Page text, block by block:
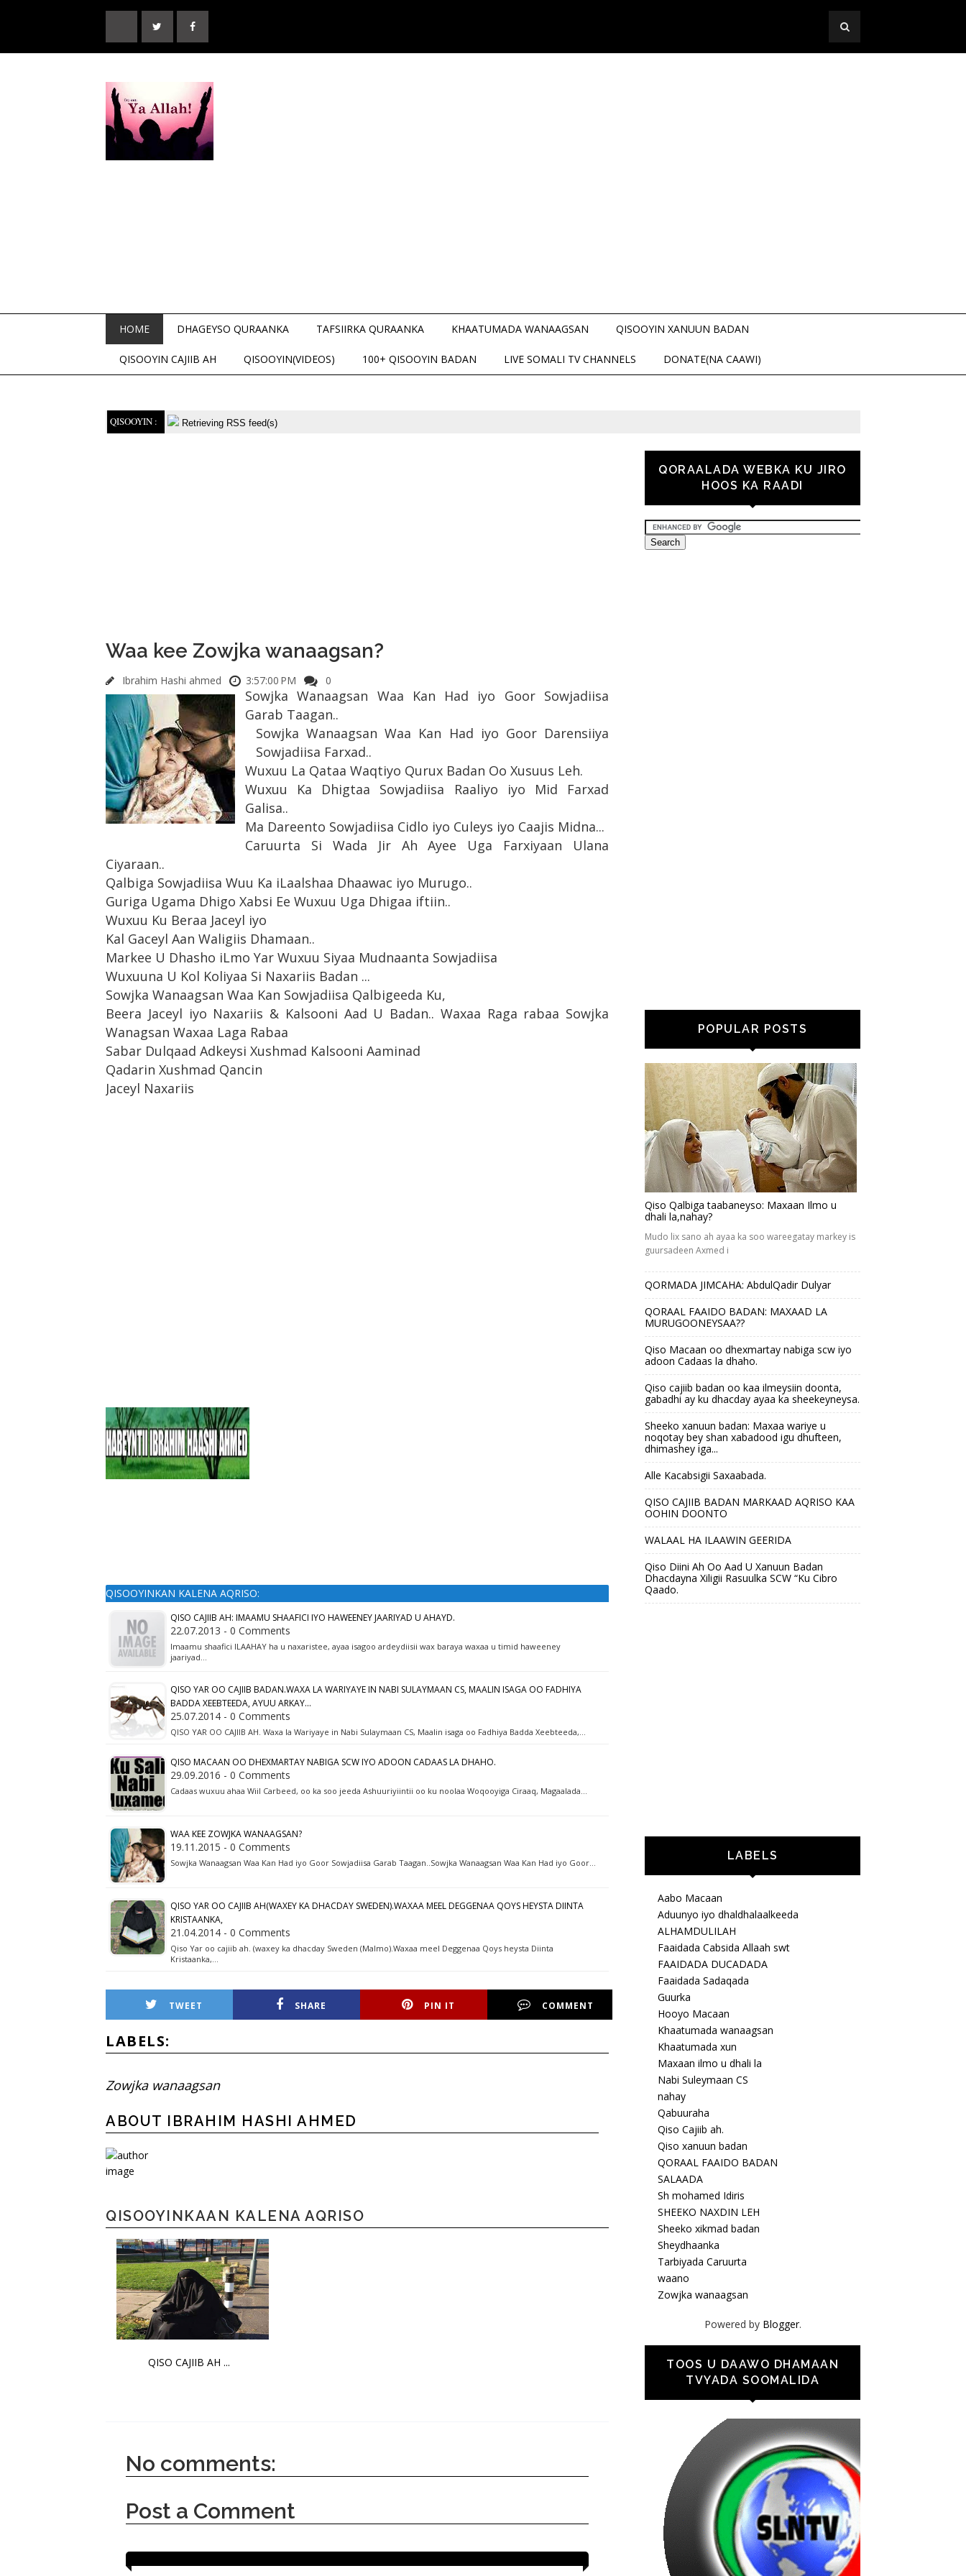
HOME DHAGEYSO QURAANKA TAFSIIRKA QURAANKA KHAATUMADA WANAAGSAN QISOOYIN XANUUN BADAN
QISOOYIN CAJIIB AH QISOOYIN(VIDEOS) 100+ QISOOYIN BADAN LIVE SOMALI TV CHANNELS DONATE(NA CAAWI)
QISOOYIN : Retrieving RSS feed(s)
Waa kee Zowjka wanaagsan?
Ibrahim Hashi ahmed 3:57:00 PM 0
Sowjka Wanaagsan Waa Kan Had iyo Goor Sowjadiisa
Garab Taagan..
Sowjka Wanaagsan Waa Kan Had iyo Goor Darensiiya
Sowjadiisa Farxad..
Wuxuu La Qataa Waqtiyo Qurux Badan Oo Xusuus Leh.
Wuxuu Ka Dhigtaa Sowjadiisa Raaliyo iyo Mid Farxad
Galisa..
Ma Dareento Sowjadiisa Cidlo iyo Culeys iyo Caajis Midna...
Caruurta Si Wada Jir Ah Ayee Uga Farxiyaan Ulana
Ciyaraan..
Qalbiga Sowjadiisa Wuu Ka iLaalshaa Dhaawac iyo Murugo..
Guriga Ugama Dhigo Xabsi Ee Wuxuu Uga Dhigaa iftiin..
Wuxuu Ku Beraa Jaceyl iyo
Kal Gaceyl Aan Waligiis Dhamaan..
Markee U Dhasho iLmo Yar Wuxuu Siyaa Mudnaanta Sowjadiisa
Wuxuuna U Kol Koliyaa Si Naxariis Badan ...
Sowjka Wanaagsan Waa Kan Sowjadiisa Qalbigeeda Ku,
Beera Jaceyl iyo Naxariis & Kalsooni Aad U Badan.. Waxaa Raga rabaa Sowjka
Wanagsan Waxaa Laga Rabaa
Sabar Dulqaad Adkeysi Xushmad Kalsooni Aaminad
Qadarin Xushmad Qancin
Jaceyl Naxariis
QISOOYINKAN KALENA AQRISO:
QISO CAJIIB AH: IMAAMU SHAAFICI IYO HAWEENEY JAARIYAD U AHAYD.
22.07.2013 - 0 Comments
Imaamu shaafici ILAAHAY ha u naxaristee, ayaa isagoo ardeydiisii wax baraya waxaa u timid haweeney
jaariyad…
QISO YAR OO CAJIIB BADAN.WAXA LA WARIYAYE IN NABI SULAYMAAN CS, MAALIN ISAGA OO FADHIYA
BADDA XEEBTEEDA, AYUU ARKAY...
25.07.2014 - 0 Comments
QISO YAR OO CAJIIB AH. Waxa la Wariyaye in Nabi Sulaymaan CS, Maalin isaga oo Fadhiya Badda Xeebteeda,…
QISO MACAAN OO DHEXMARTAY NABIGA SCW IYO ADOON CADAAS LA DHAHO.
29.09.2016 - 0 Comments
Cadaas wuxuu ahaa Wiil Carbeed, oo ka soo jeeda Ashuuriyiintii oo ku noolaa Woqooyiga Ciraaq, Magaalada…
WAA KEE ZOWJKA WANAAGSAN?
19.11.2015 - 0 Comments
Sowjka Wanaagsan Waa Kan Had iyo Goor Sowjadiisa Garab Taagan..Sowjka Wanaagsan Waa Kan Had iyo Goor…
QISO YAR OO CAJIIB AH(WAXEY KA DHACDAY SWEDEN).WAXAA MEEL DEGGENAA QOYS HEYSTA DIINTA
KRISTAANKA,
21.04.2014 - 0 Comments
Qiso Yar oo cajiib ah. (waxey ka dhacday Sweden (Malmo).Waxaa meel Deggenaa Qoys heysta Diinta
Kristaanka,…
TWEET SHARE PIN IT COMMENT
LABELS:
Zowjka wanaagsan
ABOUT IBRAHIM HASHI AHMED
QISOOYINKAAN KALENA AQRISO
QISO CAJIIB AH ...
No comments:
Post a Comment
QORAALADA WEBKA KU JIRO
HOOS KA RAADI
POPULAR POSTS
Qiso Qalbiga taabaneyso: Maxaan Ilmo u
dhali la,nahay?
Mudo lix sano ah ayaa ka soo wareegatay markey is
guursadeen Axmed i
QORMADA JIMCAHA: AbdulQadir Dulyar
QORAAL FAAIDO BADAN: MAXAAD LA
MURUGOONEYSAA??
Qiso Macaan oo dhexmartay nabiga scw iyo
adoon Cadaas la dhaho.
Qiso cajiib badan oo kaa ilmeysiin doonta,
gabadhi ay ku dhacday ayaa ka sheekeyneysa.
Sheeko xanuun badan: Maxaa wariye u
noqotay bey shan xabadood igu dhufteen,
dhimashey iga...
Alle Kacabsigii Saxaabada.
QISO CAJIIB BADAN MARKAAD AQRISO KAA
OOHIN DOONTO
WALAAL HA ILAAWIN GEERIDA
Qiso Diini Ah Oo Aad U Xanuun Badan
Dhacdayna Xiligii Rasuulka SCW “Ku Cibro
Qaado.
LABELS
Aabo Macaan
Aduunyo iyo dhaldhalaalkeeda
ALHAMDULILAH
Faaidada Cabsida Allaah swt
FAAIDADA DUCADADA
Faaidada Sadaqada
Guurka
Hooyo Macaan
Khaatumada wanaagsan
Khaatumada xun
Maxaan ilmo u dhali la
Nabi Suleymaan CS
nahay
Qabuuraha
Qiso Cajiib ah.
Qiso xanuun badan
QORAAL FAAIDO BADAN
SALAADA
Sh mohamed Idiris
SHEEKO NAXDIN LEH
Sheeko xikmad badan
Sheydhaanka
Tarbiyada Caruurta
waano
Zowjka wanaagsan
Powered by Blogger.
TOOS U DAAWO DHAMAAN
TVYADA SOOMALIDA